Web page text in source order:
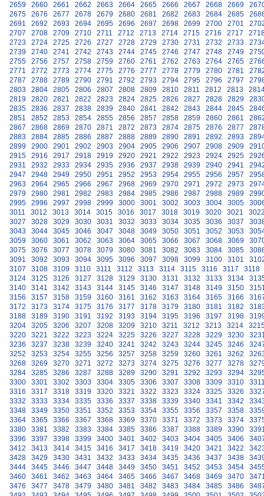
2659
2660 2661 2662 2663 2664 2665 2666 2667 2668 2669
2675
2676 2677 2678 2679 2680 2681 2682 2683 2684 2685
2691
2692 2693 2694 2695 2696 2697 2698 2699 2700 2701
2707
2708 2709 2710 2711 2712 2713 2714 2715 2716 2717
2723
2724 2725 2726 2727 2728 2729 2730 2731 2732 2733
2739
2740 2741 2742 2743 2744 2745 2746 2747 2748 2749
2755
2756 2757 2758 2759 2760 2761 2762 2763 2764 2765
2771
2772 2773 2774 2775 2776 2777 2778 2779 2780 2781
2787
2788 2789 2790 2791 2792 2793 2794 2795 2796 2797
2803
2804 2805 2806 2807 2808 2809 2810 2811 2812 2813
2819
2820 2821 2822 2823 2824 2825 2826 2827 2828 2829
2835
2836 2837 2838 2839 2840 2841 2842 2843 2844 2845
2851
2852 2853 2854 2855 2856 2857 2858 2859 2860 2861
2867
2868 2869 2870 2871 2872 2873 2874 2875 2876 2877
2883
2884 2885 2886 2887 2888 2889 2890 2891 2892 2893
2899
2900 2901 2902 2903 2904 2905 2906 2907 2908 2909
2915
2916 2917 2918 2919 2920 2921 2922 2923 2924 2925
2931
2932 2933 2934 2935 2936 2937 2938 2939 2940 2941
2947
2948 2949 2950 2951 2952 2953 2954 2955 2956 2957
2963
2964 2965 2966 2967 2968 2969 2970 2971 2972 2973
2979
2980 2981 2982 2983 2984 2985 2986 2987 2988 2989
2995
2996 2997 2998 2999 3000 3001 3002 3003 3004 3005
3011
3012 3013 3014 3015 3016 3017 3018 3019 3020 3021
3027
3028 3029 3030 3031 3032 3033 3034 3035 3036 3037
3043
3044 3045 3046 3047 3048 3049 3050 3051 3052 3053
3059
3060 3061 3062 3063 3064 3065 3066 3067 3068 3069
3075
3076 3077 3078 3079 3080 3081 3082 3083 3084 3085
3091
3092 3093 3094 3095 3096 3097 3098 3099 3100 3101
3107
3108 3109 3110 3111 3112 3113 3114 3115 3116 3117
3118
3124
3125 3126 3127 3128 3129 3130 3131 3132 3133 3134
3140
3141 3142 3143 3144 3145 3146 3147 3148 3149 3150
3156
3157 3158 3159 3160 3161 3162 3163 3164 3165 3166
3172
3173 3174 3175 3176 3177 3178 3179 3180 3181 3182
3188
3189 3190 3191 3192 3193 3194 3195 3196 3197 3198
3204
3205 3206 3207 3208 3209 3210 3211 3212 3213 3214
3220
3221 3222 3223 3224 3225 3226 3227 3228 3229 3230
3236
3237 3238 3239 3240 3241 3242 3243 3244 3245 3246
3252
3253 3254 3255 3256 3257 3258 3259 3260 3261 3262
3268
3269 3270 3271 3272 3273 3274 3275 3276 3277 3278
3284
3285 3286 3287 3288 3289 3290 3291 3292 3293 3294
3300
3301 3302 3303 3304 3305 3306 3307 3308 3309 3310
3316
3317 3318 3319 3320 3321 3322 3323 3324 3325 3326
3332
3333 3334 3335 3336 3337 3338 3339 3340 3341 3342
3348
3349 3350 3351 3352 3353 3354 3355 3356 3357 3358
3364
3365 3366 3367 3368 3369 3370 3371 3372 3373 3374
3380
3381 3382 3383 3384 3385 3386 3387 3388 3389 3390
3396
3397 3398 3399 3400 3401 3402 3403 3404 3405 3406
3412
3413 3414 3415 3416 3417 3418 3419 3420 3421 3422
3428
3429 3430 3431 3432 3433 3434 3435 3436 3437 3438
3444
3445 3446 3447 3448 3449 3450 3451 3452 3453 3454
3460
3461 3462 3463 3464 3465 3466 3467 3468 3469 3470
3476
3477 3478 3479 3480 3481 3482 3483 3484 3485 3486